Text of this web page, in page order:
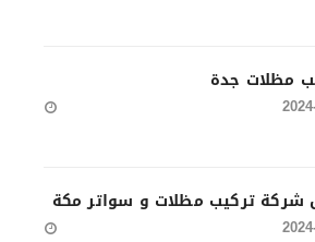
شركة تركيب مظلات و سواتر مكة